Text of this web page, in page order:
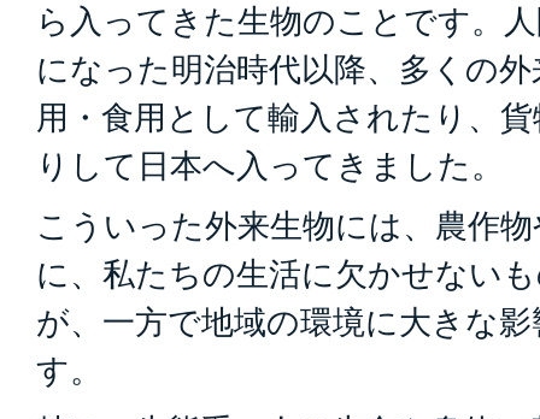
ら入ってきた生物のことです。
になった明治時代以降、多くの
用・食用として輸入されたり、
りして日本へ入ってきました。
こういった外来生物には、農作
に、私たちの生活に欠かせない
が、一方で地域の環境に大きな
す。